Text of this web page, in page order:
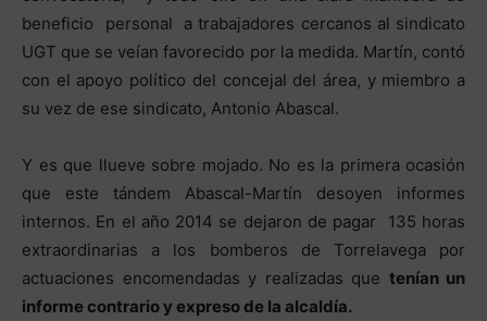
beneficio personal a trabajadores cercanos al sindicato
UGT que se veían favorecido por la medida. Martín, contó
con el apoyo político del concejal del área, y miembro a
su vez de ese sindicato, Antonio Abascal.
Y es que llueve sobre mojado. No es la primera ocasión
que este tándem Abascal-Martín desoyen informes
internos. En el año 2014 se dejaron de pagar 135 horas
extraordinarias a los bomberos de Torrelavega por
actuaciones encomendadas y realizadas que tenían un
informe contrario y expreso de la alcaldía.